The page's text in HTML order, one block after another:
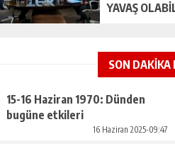
YAVAŞ
SON DAKİKA
15-16 Haziran 1970: Dünden
bugüne etkileri
16 Haziran 2025-09:47